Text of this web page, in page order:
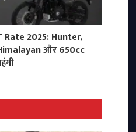
Rate 2025: Hunter,
और 650cc